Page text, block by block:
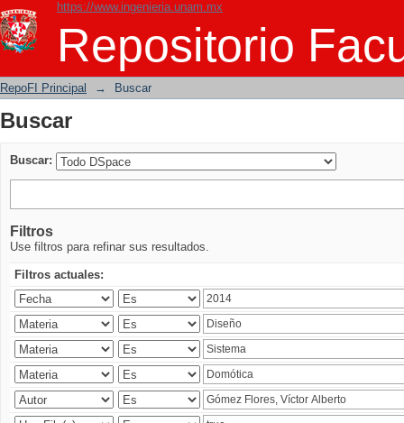
https://www.ingenieria.unam.mx
Repositorio
Buscar
RepoFI Principal → Buscar
Buscar
Buscar:
Filtros
Use filtros para refinar sus resultados.
Filtros actuales: